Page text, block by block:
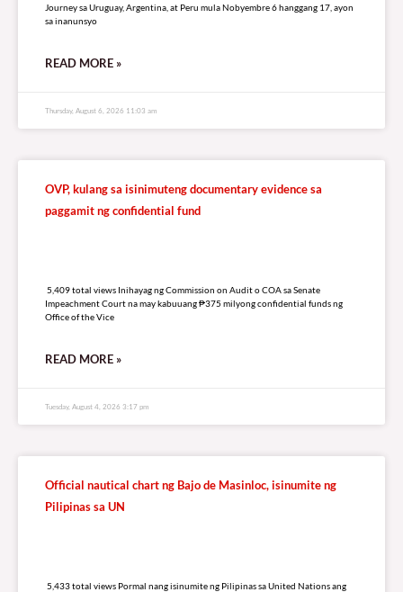
Journey sa Uruguay, Argentina, at Peru mula Nobyembre 6 hanggang 17, ayon
sa inanunsyo
READ MORE »
Thursday, August 6, 2026 11:03 am
OVP, kulang sa isinimuteng documentary evidence sa
paggamit ng confidential fund
5,409 total views Inihayag ng Commission on Audit o COA sa Senate
Impeachment Court na may kabuuang ₱375 milyong confidential funds ng
Office of the Vice
READ MORE »
Tuesday, August 4, 2026 3:17 pm
Official nautical chart ng Bajo de Masinloc, isinumite ng
Pilipinas sa UN
5,433 total views Pormal nang isinumite ng Pilipinas sa United Nations ang